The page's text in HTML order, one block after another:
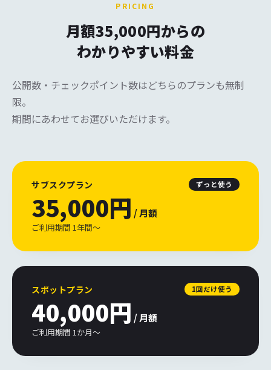
PRICING
月額35,000円からの
わかりやすい料金
公開数・チェックポイント数はどちらのプランも無制
限。
期間にあわせてお選びいただけます。
サブスクプラン ずっと使う
35,000円 / 月額
ご利用期間 1年間〜
スポットプラン 1回だけ使う
40,000円 / 月額
ご利用期間 1か月〜